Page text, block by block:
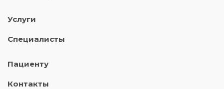
Услуги
Специалисты
Пациенту
Контакты